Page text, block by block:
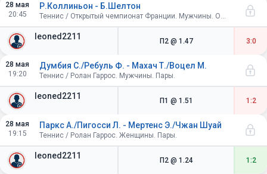
28 мая
20:45
leoned2211
Р.Коллиньон - Б.Шелтон
Теннис / Открытый чемпионат Франции. Мужчины. Одиночный разряд. 1/32 финала
П2 @ 1.47 3:0
28 мая
19:20
leoned2211
Думбия С./Ребуль Ф. - Махач Т./Воцел М.
Теннис / Ролан Гаррос. Мужчины. Пары.
П1 @ 1.51 1:2
28 мая
19:15
leoned2211
Паркс А./Пигосси Л. - Мертенс Э./Чжан Шуай
Теннис / Ролан Гаррос. Женщины. Пары.
П2 @ 1.24 1:2